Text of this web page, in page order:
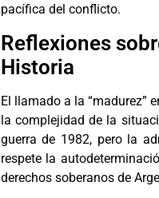
pacífica del conflicto.
Reflexiones
Historia
El llamado a la “madurez”
la complejidad de la
guerra de 1982, pero la
respete la
derechos soberanos de